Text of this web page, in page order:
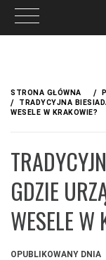
treściSTRONA GŁÓWNA
TRADYCYJNA
WESELE W KRAKOWIE?
GDZIE
WESELE
OPUBLIKOWANY DNIA